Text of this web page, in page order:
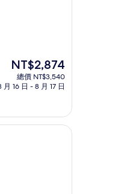
現
在
價
NT$2,874
NT$2,874
總價 NT$3,540
月 16 日 - 8 月 17 日